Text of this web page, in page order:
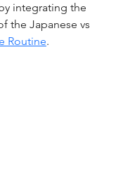
integrating the
the Japanese vs
Routine.